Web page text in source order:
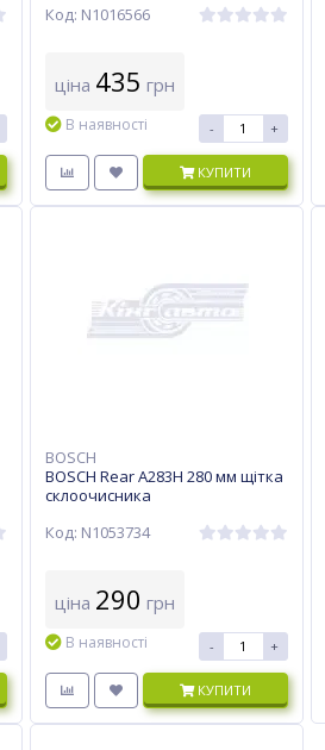
Код: N1016566
ціна 435 грн
В наявності - +
КУПИТИ
BOSCH
BOSCH Rear A283H 280 мм щітка
склоочисника
Код: N1053734
ціна 290 грн
В наявності - +
КУПИТИ